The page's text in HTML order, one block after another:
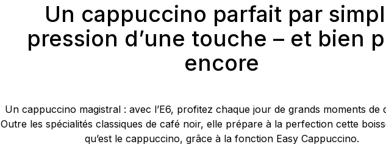
Un cappuccino parfait par
pression d’une touche – et bien
encore
Un cappuccino magistral : avec l’E6, profitez chaque jour de grands moments de
Outre les spécialités classiques de café noir, elle prépare à la perfection cette
qu’est le cappuccino, grâce à la fonction Easy Cappuccino.